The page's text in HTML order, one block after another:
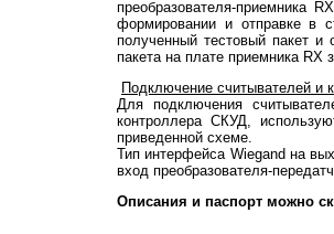
преобразователя-приемника
формировании и отправке в
полученный тестовый пакет и
пакета на плате приемника RX
Подключение считывателей и
Для подключения
контроллера СКУД,
приведенной схеме.
Тип интерфейса Wiegand на
вход преобразователя-
Описания и паспорт можно